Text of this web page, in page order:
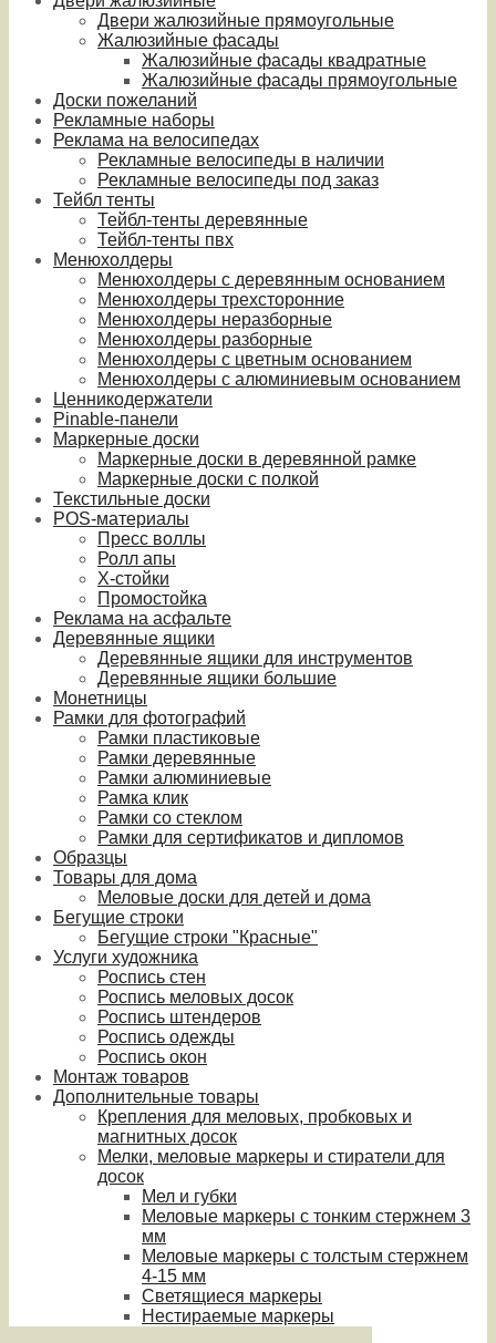
Двери жалюзийные прямоугольные
Жалюзийные фасады
Жалюзийные фасады квадратные
Жалюзийные фасады прямоугольные
Доски пожеланий
Рекламные наборы
Реклама на велосипедах
Рекламные велосипеды в наличии
Рекламные велосипеды под заказ
Тейбл тенты
Тейбл-тенты деревянные
Тейбл-тенты пвх
Менюхолдеры
Менюхолдеры с деревянным основанием
Менюхолдеры трехсторонние
Менюхолдеры неразборные
Менюхолдеры разборные
Менюхолдеры с цветным основанием
Менюхолдеры с алюминиевым основанием
Ценникодержатели
Pinable-панели
Маркерные доски
Маркерные доски в деревянной рамке
Маркерные доски с полкой
Текстильные доски
POS-материалы
Пресс воллы
Ролл апы
Х-стойки
Промостойка
Реклама на асфальте
Деревянные ящики
Деревянные ящики для инструментов
Деревянные ящики большие
Монетницы
Рамки для фотографий
Рамки пластиковые
Рамки деревянные
Рамки алюминиевые
Рамка клик
Рамки со стеклом
Рамки для сертификатов и дипломов
Образцы
Товары для дома
Меловые доски для детей и дома
Бегущие строки
Бегущие строки "Красные"
Услуги художника
Роспись стен
Роспись меловых досок
Роспись штендеров
Роспись одежды
Роспись окон
Монтаж товаров
Дополнительные товары
Крепления для меловых, пробковых и
магнитных досок
Мелки, меловые маркеры и стиратели для
досок
Мел и губки
Меловые маркеры с тонким стержнем 3
мм
Меловые маркеры с толстым стержнем
4-15 мм
Светящиеся маркеры
Нестираемые маркеры